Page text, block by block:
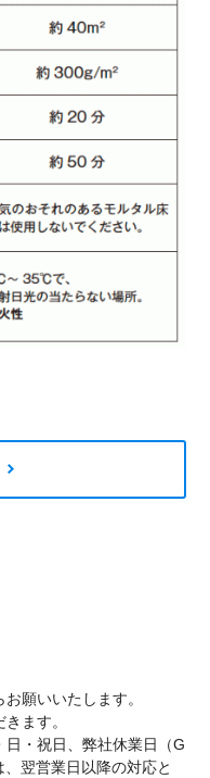
願いいたします。
ます。
・祝日、弊社休業日（G
翌営業日以降の対応と